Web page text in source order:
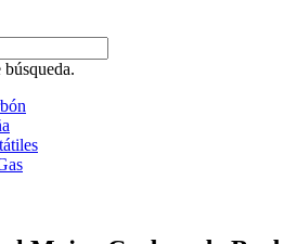
búsqueda.